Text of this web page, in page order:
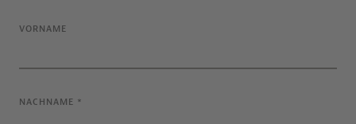
VORNAME
NACHNAME *